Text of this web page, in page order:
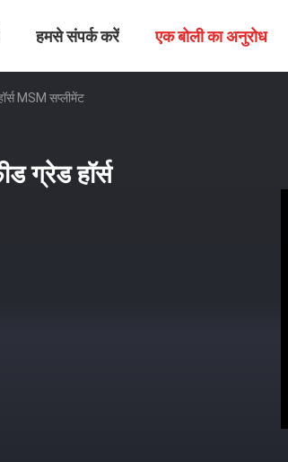
हमसे संपर्क करें एक बोली का अनुरोध
MSM सप्लीमेंट
ग्रेड हॉर्स